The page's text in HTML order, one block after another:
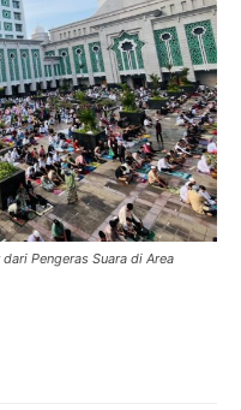
Pengeras Suara di Area